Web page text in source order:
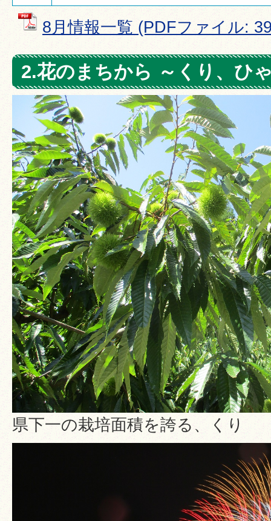
8月情報一覧 (PDFファイル:
2.花のまちから ～くり、ひ
県下一の栽培面積を誇る、くり